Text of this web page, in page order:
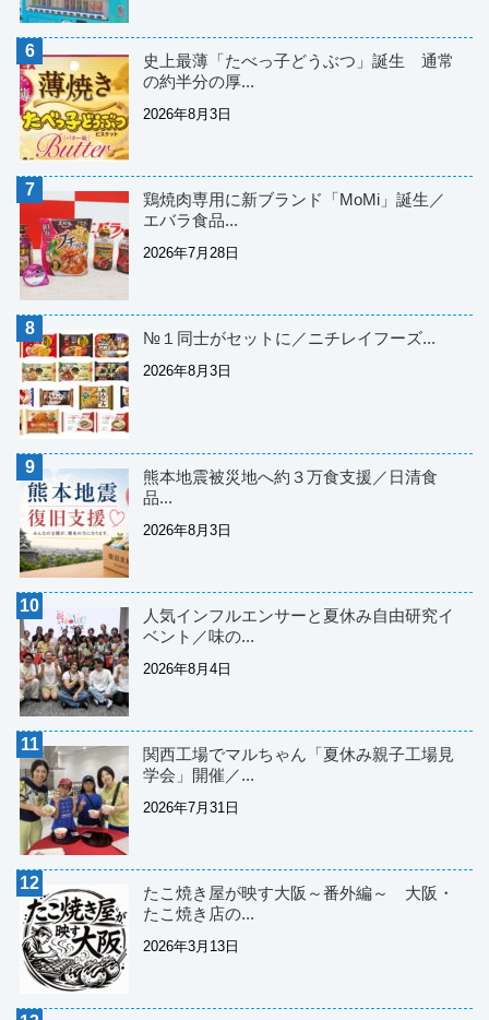
史上最薄「たべっ子どうぶつ」誕生 通常
の約半分の厚...
2026年8月3日
鶏焼肉専用に新ブランド「MoMi」誕生／
エバラ食品...
2026年7月28日
№１同士がセットに／ニチレイフーズ...
2026年8月3日
熊本地震被災地へ約３万食支援／日清食
品...
2026年8月3日
人気インフルエンサーと夏休み自由研究イ
ベント／味の...
2026年8月4日
関西工場でマルちゃん「夏休み親子工場見
学会」開催／...
2026年7月31日
たこ焼き屋が映す大阪～番外編～ 大阪・
たこ焼き店の...
2026年3月13日